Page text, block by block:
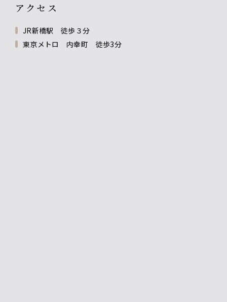
アクセス
JR新橋駅 徒歩３分
東京メトロ 内幸町 徒歩3分